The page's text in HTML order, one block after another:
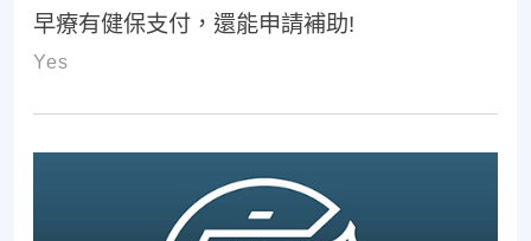
早療有健保支付，還能申請補助!
Yes